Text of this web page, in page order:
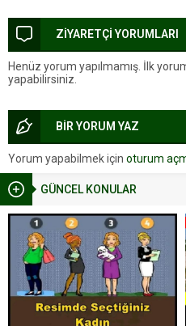
GÜNCEL KONULAR
ZİYARETÇİ YORUMLARI
Henüz yorum yapılmamış. İlk
yapabilirsiniz.
BİR YORUM YAZ
Yorum yapabilmek için oturum